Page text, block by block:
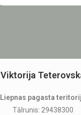
Viktorija
Liepnas pagasta
Tālrunis: 29438300